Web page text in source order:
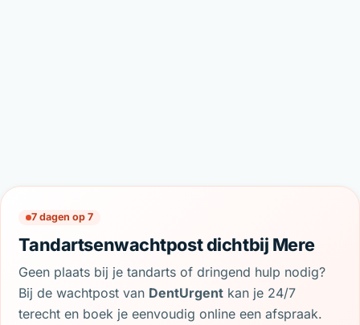
7 dagen op 7
Tandartsenwachtpost dichtbij Mere
Geen plaats bij je tandarts of dringend hulp nodig?
Bij de wachtpost van DentUrgent kan je 24/7
terecht en boek je eenvoudig online een afspraak.